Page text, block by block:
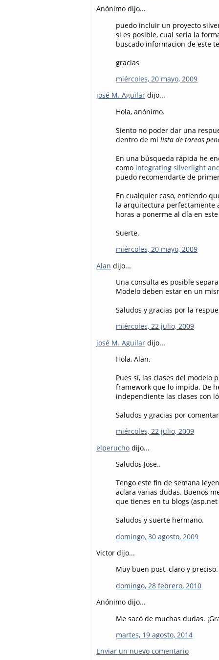
Anónimo dijo...
puedo incluir un proyecto
si es posible, cual seria la
buscado informacion de este
gracias
miércoles, 20 mayo, 2009
josé M. Aguilar dijo...
Hola, anónimo.
Siento no poder dar una
dentro de mi lista de tareas
En una búsqueda rápida he
como integrating silverlight
puedo recomendarte de
En cualquier caso, entiendo
la arquitectura perfectamente
horas a ponerme al día en
Suerte.
miércoles, 20 mayo, 2009
Alan dijo...
Una consulta es posible
Modelo deben estar en un
Saludos y gracias por la
miércoles, 22 julio, 2009
josé M. Aguilar dijo...
Hola, Alan.
Pues sí, las clases del modelo
framework que lo impida. De
independiente las clases con
Saludos y gracias por
miércoles, 22 julio, 2009
elperucho dijo...
Saludos Jose..
Tengo este fin de semana
aclara varias dudas. Buenos
que tienes en tu blogs (asp.net
Saludos y suerte hermano.
domingo, 30 agosto, 2009
Victor dijo...
Muy buen post, claro y preciso.
domingo, 28 febrero, 2010
Anónimo dijo...
Me sacó de muchas dudas.
martes, 19 agosto, 2014
Enviar un nuevo comentario